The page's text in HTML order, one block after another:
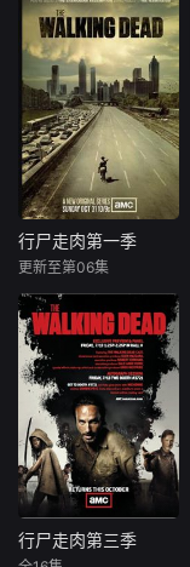
诺曼·瑞杜斯
梅丽莎·麦克布莱德
AMC续订《#
行尸走肉#TheWal
kingDead》第九
季，并且确定由An
gelaKang入替Sco
ttGimple当新制作
人，但近期备受骂
名的后者倒不是下
课了，他是改为管
肉》系列
行尸走肉第一季
莎拉·韦恩·卡丽丝
乔·博恩瑟
担任小镇副警长的
瑞克在一次执法行
动中因为中弹受伤
而昏迷不醒，当他
从昏迷中苏醒后却
惊讶地发现，世界
完全变了样，医院
里一片死寂，找不
到半个人的踪影，
行尸走肉第一季
更新至第06集
行尸走肉第三季
行尸走肉第三季